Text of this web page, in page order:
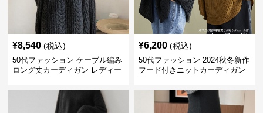
¥8,540 (税込)
50代ファッション ケーブル編み
ロング丈カーディガン レディー
¥6,200 (税込)
50代ファッション 2024秋冬新作
フード付きニットカーディガン